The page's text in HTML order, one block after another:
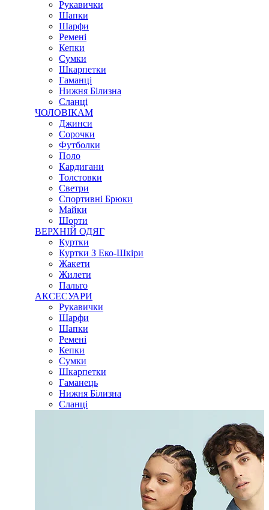
Рукавички
Шапки
Шарфи
Ремені
Кепки
Сумки
Шкарпетки
Гаманці
Нижня Білизна
Сланці
ЧОЛОВІКАМ
Джинси
Сорочки
Футболки
Поло
Кардигани
Толстовки
Светри
Спортивні Брюки
Майки
Шорти
ВЕРХНІЙ ОДЯГ
Куртки
Куртки З Еко-Шкіри
Жакети
Жилети
Пальто
АКСЕСУАРИ
Рукавички
Шарфи
Шапки
Ремені
Кепки
Сумки
Шкарпетки
Гаманець
Нижня Білизна
Сланці